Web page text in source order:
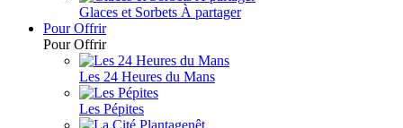
Glaces et Sorbets À partager
Pour Offrir
Pour Offrir
Les 24 Heures du Mans
Les Pépites